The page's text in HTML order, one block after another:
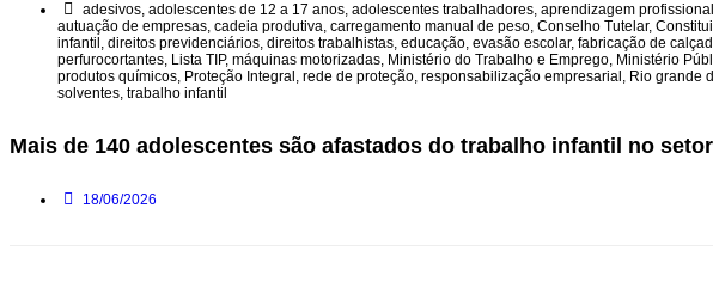
adesivos, adolescentes de 12 a 17 anos, adolescentes trabalhadores, aprendizagem profissional
autuação de empresas, cadeia produtiva, carregamento manual de peso, Conselho Tutelar,
infantil , direitos previdenciários, direitos trabalhistas, educação, evasão escolar, fabricação de
perfurocortantes, Lista TIP, máquinas motorizadas, Ministério do Trabalho e Emprego, Ministério
produtos químicos, Proteção Integral , rede de proteção, responsabilização empresarial , Rio grande
solventes, trabalho infantil
Mais de 140 adolescentes são afastados do trabalho infantil no
18/06/2026